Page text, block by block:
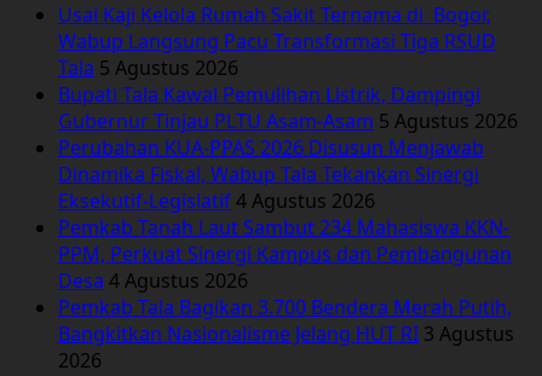
Usai Kaji Kelola Rumah Sakit Ternama di Bogor,
Wabup Langsung Pacu Transformasi Tiga RSUD
Tala 5 Agustus 2026
Bupati Tala Kawal Pemulihan Listrik, Dampingi
Gubernur Tinjau PLTU Asam-Asam 5 Agustus 2026
Perubahan KUA-PPAS 2026 Disusun Menjawab
Dinamika Fiskal, Wabup Tala Tekankan Sinergi
Eksekutif-Legislatif4 Agustus 2026
Pemkab Tanah Laut Sambut 234 Mahasiswa KKN-
PPM, Perkuat Sinergi Kampus dan Pembangunan
Desa 4 Agustus 2026
Pemkab Tala Bagikan 3.700 Bendera Merah Putih,
Bangkitkan Nasionalisme Jelang HUT RI 3 Agustus
2026